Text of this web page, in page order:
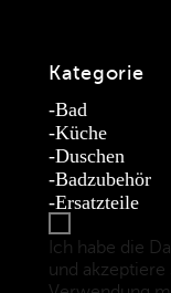
Kategorie
Bad
Küche
Duschen
Badzubehör
Ersatzteile
Ich habe die
und akzeptiere